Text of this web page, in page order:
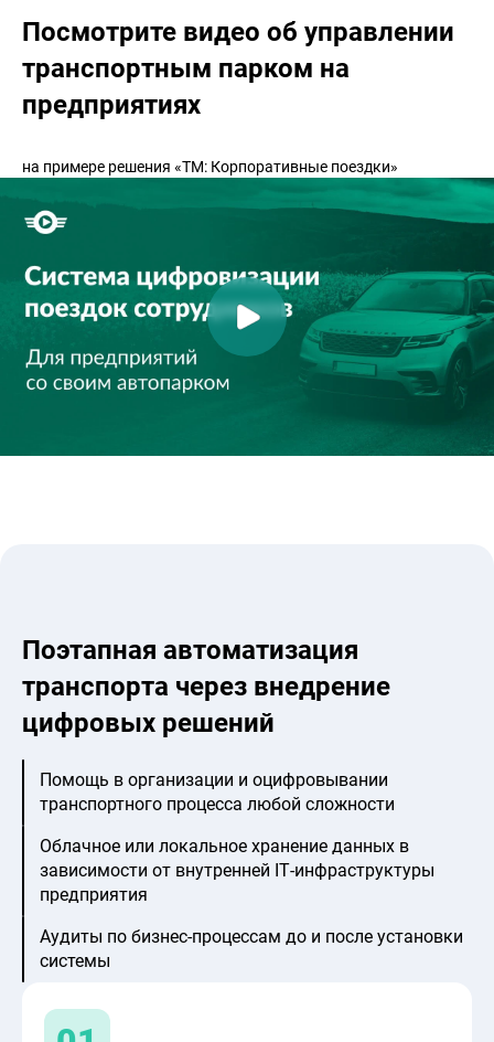
Посмотрите видео об управлении
транспортным парком на
предприятиях
на примере решения «ТМ: Корпоративные поездки»
Поэтапная автоматизация
транспорта через внедрение
цифровых решений
Помощь в организации и оцифровывании
транспортного процесса любой сложности
Облачное или локальное хранение данных в
зависимости от внутренней IT‑инфраструктуры
предприятия
Аудиты по бизнес-процессам до и после установки
системы